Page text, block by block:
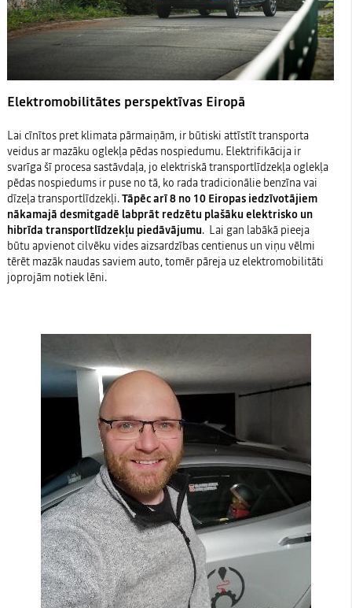
Elektromobilitātes perspektīvas Eiropā
Lai cīnītos pret klimata pārmaiņām, ir būtiski attīstīt transporta
veidus ar mazāku oglekļa pēdas nospiedumu. Elektrifikācija ir
svarīga šī procesa sastāvdaļa, jo elektriskā transportlīdzekļa oglekļa
pēdas nospiedums ir puse no tā, ko rada tradicionālie benzīna vai
dīzeļa transportlīdzekļi.Tāpēc arī 8 no 10 Eiropas iedzīvotājiem
nākamajā desmitgadē labprāt redzētu plašāku elektrisko un
hibrīda transportlīdzekļu piedāvājumu. Lai gan labākā pieeja
būtu apvienot cilvēku vides aizsardzības centienus un viņu vēlmi
tērēt mazāk naudas saviem auto, tomēr pāreja uz elektromobilitāti
joprojām notiek lēni.